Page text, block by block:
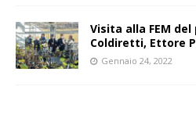
Visita alla FEM
Coldiretti, Ettore
Gennaio 24, 2022